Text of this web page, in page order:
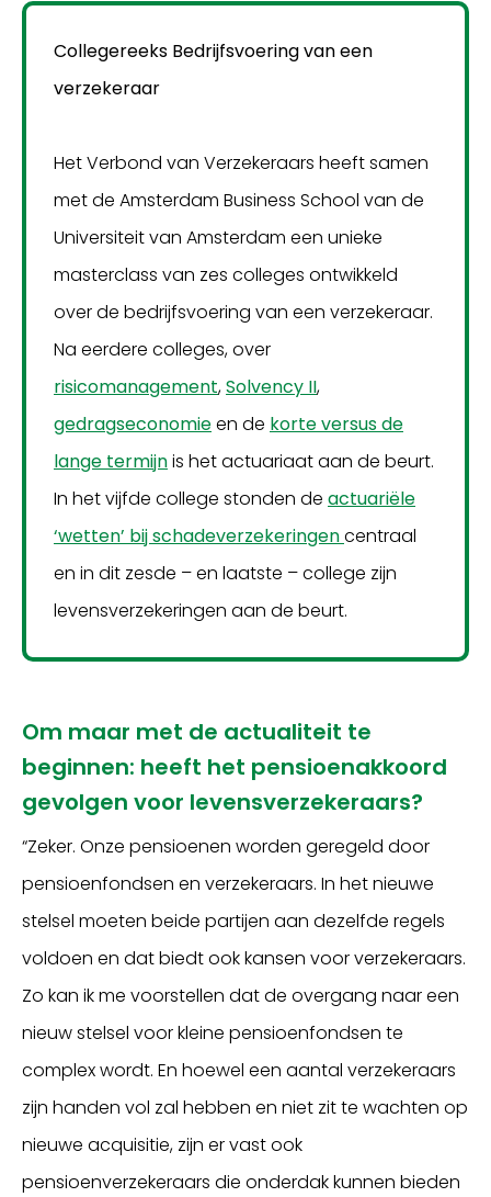
Collegereeks Bedrijfsvoering van een
verzekeraar
Het Verbond van Verzekeraars heeft samen
met de Amsterdam Business School van de
Universiteit van Amsterdam een unieke
masterclass van zes colleges ontwikkeld
over de bedrijfsvoering van een verzekeraar.
Na eerdere colleges, over
risicomanagement,Solvency II,
gedragseconomieen de korte versus de
lange termijnis het actuariaat aan de beurt.
In het vijfde college stonden de actuariële
‘wetten’ bij schadeverzekeringencentraal
en in dit zesde – en laatste – college zijn
levensverzekeringen aan de beurt.
Om maar met de actualiteit te
beginnen: heeft het pensioenakkoord
gevolgen voor levensverzekeraars?
“Zeker. Onze pensioenen worden geregeld door
pensioenfondsen en verzekeraars. In het nieuwe
stelsel moeten beide partijen aan dezelfde regels
voldoen en dat biedt ook kansen voor verzekeraars.
Zo kan ik me voorstellen dat de overgang naar een
nieuw stelsel voor kleine pensioenfondsen te
complex wordt. En hoewel een aantal verzekeraars
zijn handen vol zal hebben en niet zit te wachten op
nieuwe acquisitie, zijn er vast ook
pensioenverzekeraars die onderdak kunnen bieden